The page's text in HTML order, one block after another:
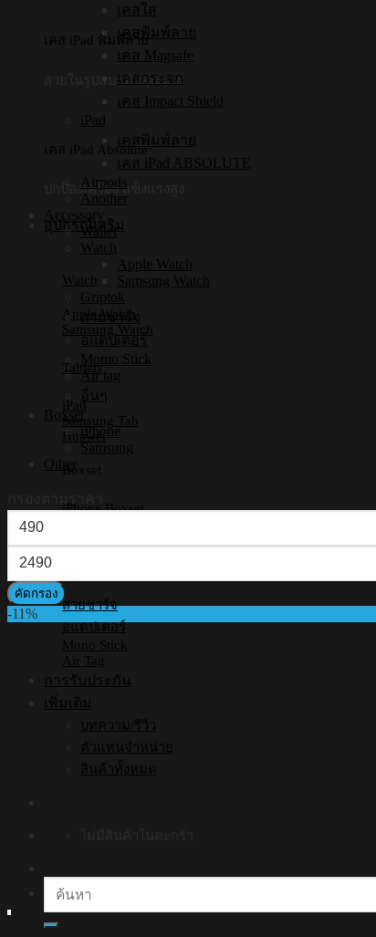
เคส iPad พิมพ์ลาย
สวยในรูปแบบตัวคุณเอง
เคส iPad Absolute
ปกป้องเครื่อง แข็งแรงสูง
อุปกรณ์เสริม
Watch
Apple Watch
Samsung Watch
Tablets
iPad
Samsung Tab
Huawei
Boxset
iPhone Boxset
สายชาร์จ
อแดปเตอร์
Mono Stick
Air Tag
การรับประกัน
เพิ่มเติม
บทความ/รีวิว
ตัวแทนจำหน่าย
สินค้าทั้งหมด
ค้นหา:
เคสใส
เคสพิมพ์ลาย
เคส Magsafe
เคสกระจก
เคส Impact Shield
iPad
เคสพิมพ์ลาย
เคส iPad ABSOLUTE
Airpods
Another
Accessory
Wallet
Watch
Apple Watch
Samsung Watch
Griptok
สายชาร์จ
อแดปเตอร์
Momo Stick
Air tag
อื่นๆ
Boxset
iPhone
Samsung
Other
ราคา
ต่ำ
สุด
ราคา
สูงสุด
คัดกรอง
-11%